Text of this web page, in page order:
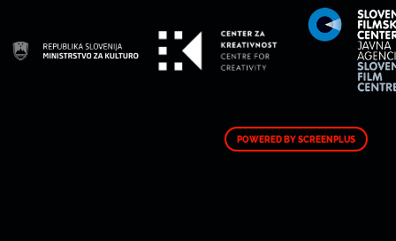
POWERED BY SCREENPLUS